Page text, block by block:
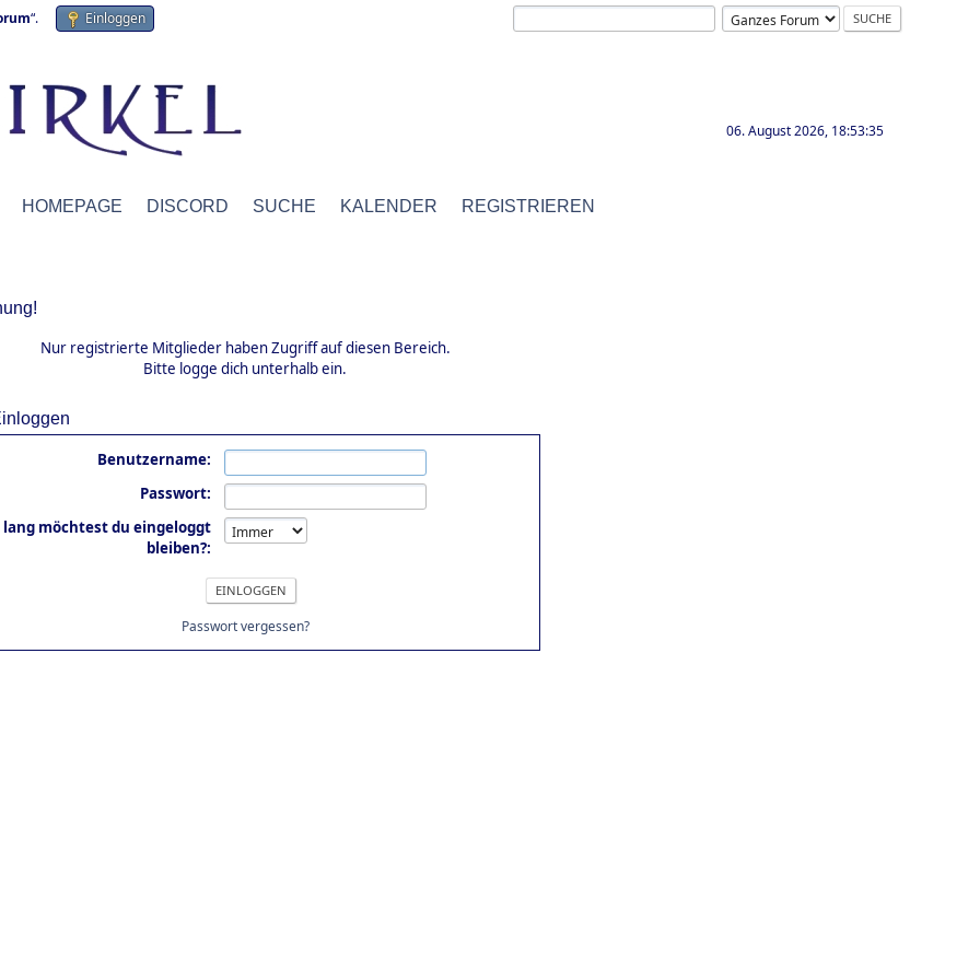
“. Einloggen
06. August 2026, 18:53:35
HOMEPAGE DISCORD SUCHE KALENDER REGISTRIEREN
Nur registrierte Mitglieder haben Zugriff auf diesen Bereich.
Bitte logge dich unterhalb ein.
Benutzername:
Passwort:
lang möchtest du eingeloggt
bleiben?:
Passwort vergessen?